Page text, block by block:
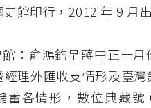
館印行，2012 年 9 月
：俞鴻鈞呈蔣中正十月
經理外匯收支情形及臺灣
蓄各情形，數位典藏號